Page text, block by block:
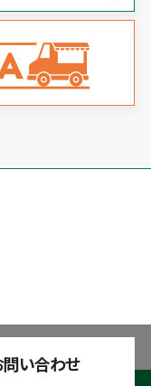
問い合わせ